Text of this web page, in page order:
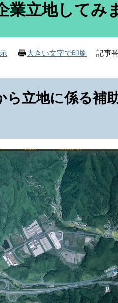
業立地してみ
大きい文字で印刷 記事
ら立地に係る補